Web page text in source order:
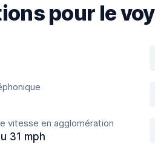
pour le
vitesse en agglomération
31 mph